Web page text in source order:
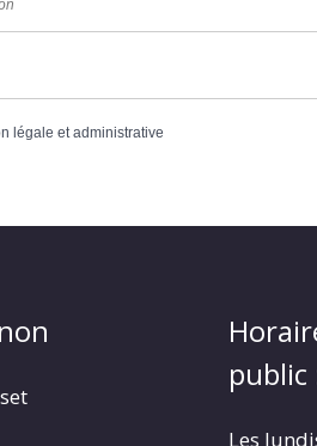
légale et administrative
public
Les